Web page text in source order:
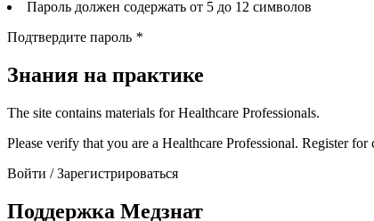
Пароль должен содержать от 5 до 12 символов
Подтвердите пароль *
Знания на практике
The site contains materials for Healthcare Professionals.
Please verify that you are a Healthcare Professional. Register for
Войти / Зарегистрироваться
Поддержка Медзнат